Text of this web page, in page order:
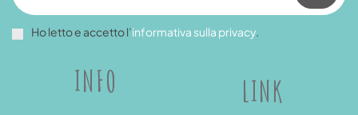
INFO LINK
Ho letto e accetto l’informativa sulla privacy.